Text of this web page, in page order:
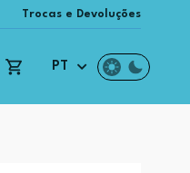
Trocas e Devoluções
PT